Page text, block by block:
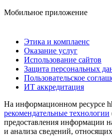
Мобильное приложение
Этика и комплаенс
Оказание услуг
Использование сайтов
Защита персональных
Пользовательское
ИТ аккредитация
На информационном ресурсе
рекомендательные технологии
предоставления информации
и анализа сведений,